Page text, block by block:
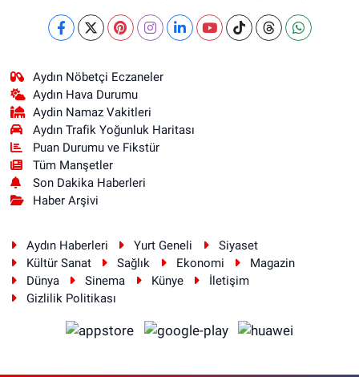
Aydın Nöbetçi Eczaneler
Aydın Hava Durumu
Aydin Namaz Vakitleri
Aydın Trafik Yoğunluk Haritası
Puan Durumu ve Fikstür
Tüm Manşetler
Son Dakika Haberleri
Haber Arşivi
Aydın Haberleri Yurt Geneli
Siyaset
Kültür Sanat
Sağlık Ekonomi
Magazin
Dünya
Sinema Künye
İletişim
Gizlilik Politikası